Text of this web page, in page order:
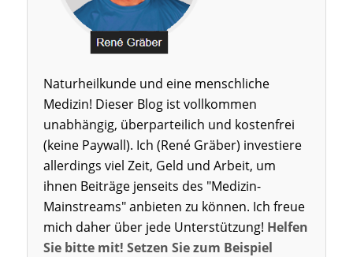
Naturheilkunde und eine menschliche
Medizin! Dieser Blog ist vollkommen
unabhängig, überparteilich und kostenfrei
(keine Paywall). Ich (René Gräber) investiere
allerdings viel Zeit, Geld und Arbeit, um
ihnen Beiträge jenseits des "Medizin-
Mainstreams" anbieten zu können. Ich freue
mich daher über jede Unterstützung! Helfen
Sie bitte mit! Setzen Sie zum Beispiel